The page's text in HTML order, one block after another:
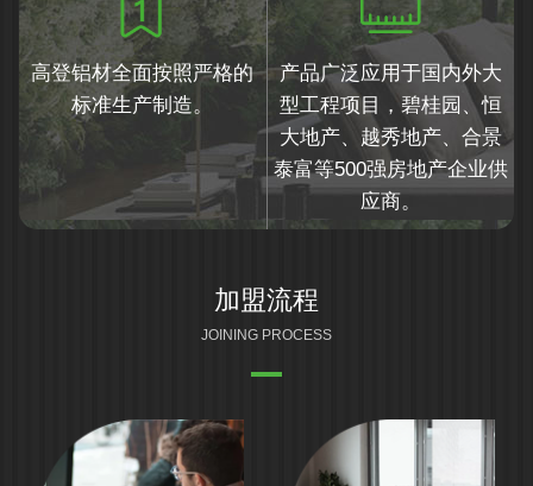
高登铝材全面按照严格的
标准生产制造。
产品广泛应用于国内外大
型工程项目，碧桂园、恒
大地产、越秀地产、合景
泰富等500强房地产企业供
应商。
加盟流程
JOINING PROCESS